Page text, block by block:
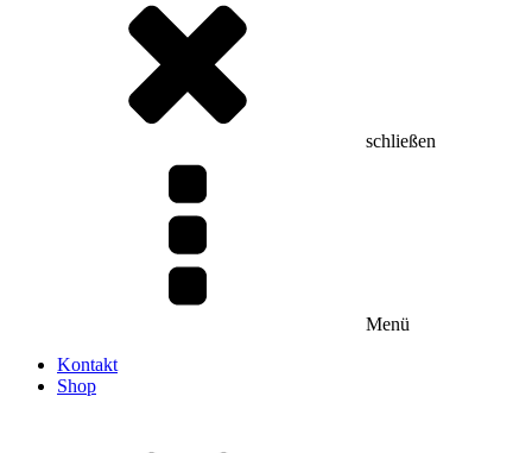
schließen
Menü
Kontakt
Shop